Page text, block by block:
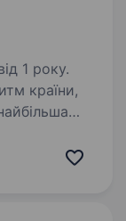
1 року.
країни,